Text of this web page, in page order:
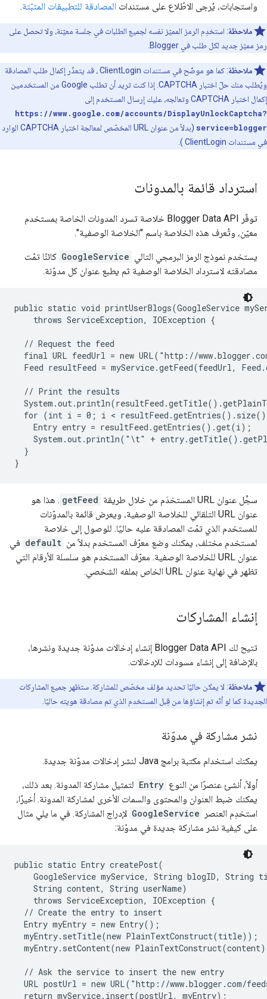
واستجابات، يُرجى الاطّلاع على مستندات المصادقة للتطبيقات المثبّتة.
ملاحظة: استخدِم الرمز المميّز نفسه لجميع الطلبات في جلسة معيّنة، ولا تحصل على
رمز مميّز جديد لكل طلب في Blogger.
ملاحظة
: كما هو موضّح في مستندات ClientLogin ، قد يتعذّر إكمال طلب المصادقة
ويُطلب منك حلّ اختبار CAPTCHA. إذا كنت تريد أن تطلب Google من المستخدمين
إكمال اختبار CAPTCHA وتعالجه، عليك إرسال المستخدم إلى
https://www.google.com/accounts/DisplayUnlockCaptcha?
service=blogger
(بدلاً من عنوان URL المخصّص لمعالجة اختبار CAPTCHA الوارد
في مستندات ClientLogin ).
استرداد قائمة بالمدونات
توفّر Blogger Data API خلاصة تسرد المدونات الخاصة بمستخدم
معيّن، وتُعرف هذه الخلاصة باسم "الخلاصة الوصفية".
يستخدم نموذج الرمز البرمجي التالي GoogleService كائنًا تمّت
مصادقته لاسترداد الخلاصة الوصفية ثم يطبع عنوان كل مدوّنة.
public static void printUserBlogs(GoogleService
    throws ServiceException, IOException {
  // Request the feed
final URL feedUrl = new URL("http://
Feed resultFeed = myService.getFeed(feedUrl,
  // Print the results
for (int i = 0; i <
    Entry entry = resultFeed.getEntries().get(i);
System.out.println("\t" +
  }
سجِّل عنوان URL المستخدَم من خلال طريقة getFeed . هذا هو
عنوان URL التلقائي للخلاصة الوصفية، ويعرض قائمة بالمدوّنات
للمستخدم الذي تمّت المصادقة عليه حاليًا. للوصول إلى خلاصة
لمستخدم مختلف، يمكنك وضع معرّف المستخدم بدلاً من default في
عنوان URL للخلاصة الوصفية. معرّف المستخدم هو سلسلة الأرقام التي
تظهر في نهاية عنوان URL الخاص بملفه الشخصي.
إنشاء المشاركات
تتيح لك Blogger Data API إنشاء إدخالات مدوّنة جديدة ونشرها،
بالإضافة إلى إنشاء مسودات للإدخالات.
ملاحظة: لا يمكن حاليًا تحديد مؤلف مخصّص للمشاركة. ستظهر جميع المشاركات
الجديدة كما لو أنّه تم إنشاؤها من قِبل المستخدم الذي تم مصادقة هويته حاليًا.
نشر مشاركة في مدوّنة
يمكنك استخدام مكتبة برامج Java لنشر إدخالات مدوّنة جديدة.
أولاً، أنشئ عنصرًا من النوع Entry لتمثيل مشاركة المدونة. بعد ذلك،
يمكنك ضبط العنوان والمحتوى والسمات الأخرى لمشاركة المدونة. أخيرًا،
استخدِم العنصر
GoogleService لإدراج المشاركة. في ما يلي مثال
على كيفية نشر مشاركة جديدة في مدوّنة:
public static Entry createPost(
GoogleService myService, String blogID, String
    String content, String userName)
    throws ServiceException, IOException {
  // Create the entry to insert
  Entry myEntry = new Entry();
  myEntry.setTitle(new PlainTextConstruct(title));
myEntry.setContent(new
  // Ask the service to insert the new entry
URL postUrl = new URL("http://www.blogger.com/
  return myService.insert(postUrl, myEntry);